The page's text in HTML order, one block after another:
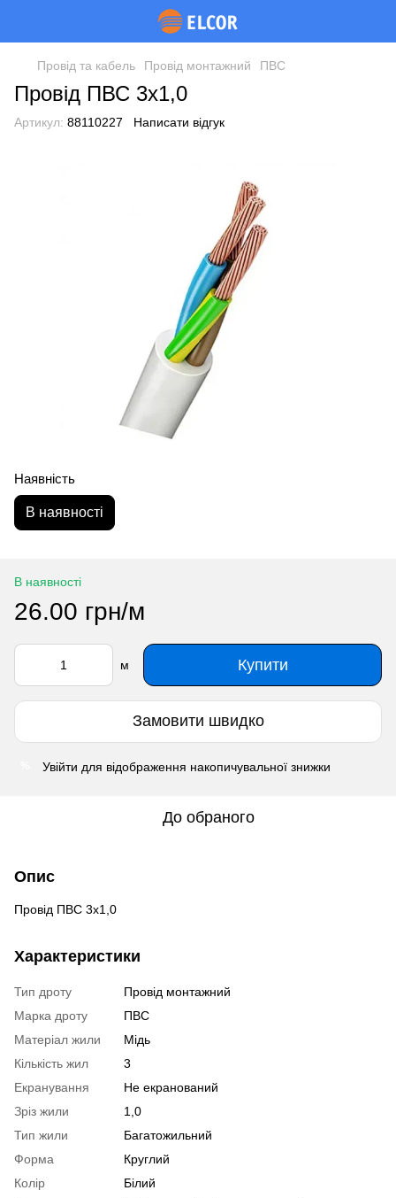
Провід та кабель Провід монтажний ПВС
Провід ПВС 3х1,0
Артикул: 88110227 Написати відгук
Наявність
В наявності
В наявності
26.00 грн/м
м Купити
Замовити швидко
Увійти для відображення накопичувальної знижки
До обраного
Опис
Провід ПВС 3х1,0
Характеристики
Тип дроту
Провід монтажний
Марка дроту
ПВС
Матеріал жили
Мідь
Кількість жил
3
Екранування
Не екранований
Зріз жили
1,0
Тип жили
Багатожильний
Форма
Круглий
Колір
Білий